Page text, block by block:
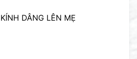
DÂNG LÊN MẸ